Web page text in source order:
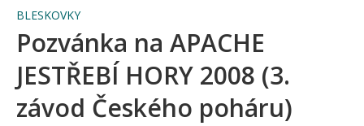
BLESKOVKY
Pozvánka na APACHE
JESTŘEBÍ HORY 2008 (3.
závod Českého poháru)